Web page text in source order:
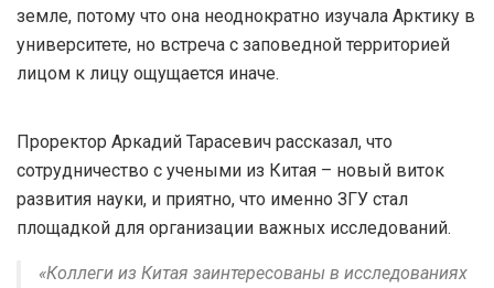
земле, потому что она неоднократно изучала Арктику в
университете, но встреча с заповедной территорией
лицом к лицу ощущается иначе.
Проректор Аркадий Тарасевич рассказал, что
сотрудничество с учеными из Китая – новый виток
развития науки, и приятно, что именно ЗГУ стал
площадкой для организации важных исследований.
«Коллеги из Китая заинтересованы в исследованиях